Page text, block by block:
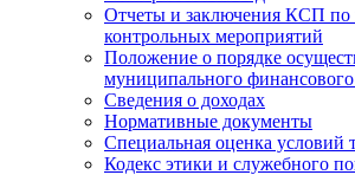
Отчеты и заключения КСП по
контрольных мероприятий
Положение о порядке
муниципального финансового
Сведения о доходах
Нормативные документы
Специальная оценка условий
Кодекс этики и служебного